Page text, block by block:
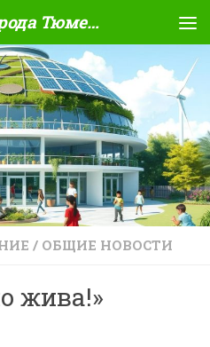
МБОУ ООШ № 76 города Тюмени
/ ОБЩИЕ НОВОСТИ
жива!»